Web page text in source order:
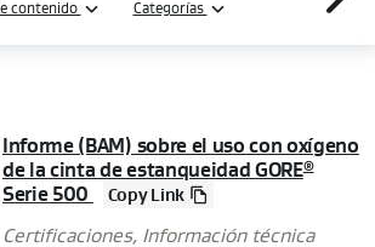
contenido Categorías
Informe (BAM) sobre el uso con oxígeno
de la cinta de estanqueidad GORE®
Serie 500 Copy Link
Certificaciones, Información técnica